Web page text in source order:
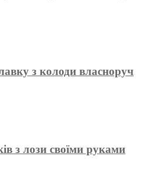
з колоди власноруч
з лози своїми руками